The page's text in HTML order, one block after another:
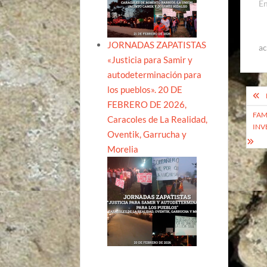
de
JORNADAS ZAPATISTAS
«Justicia para Samir y
autodeterminación para
los pueblos». 20 DE
FEBRERO DE 2026,
Caracoles de La Realidad,
Oventik, Garrucha y
Morelia